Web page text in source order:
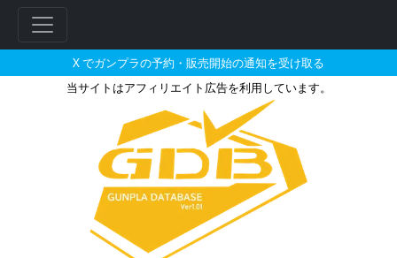
X でガンプラの予約・販売開始の通知を受け取る
当サイトはアフィリエイト広告を利用しています。
でじたみん（楽天）で2025年10